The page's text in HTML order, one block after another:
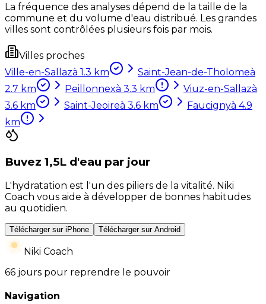
La fréquence des analyses dépend de la taille de la
commune et du volume d'eau distribué. Les grandes
villes sont contrôlées plusieurs fois par mois.
Villes proches
Ville-en-Sallazà 1.3 km Saint-Jean-de-Tholomeà
2.7 km Peillonnexà 3.3 km Viuz-en-Sallazà
3.6 km Saint-Jeoireà 3.6 km Faucignyà 4.9
km
Buvez 1,5L d'eau par jour
L'hydratation est l'un des piliers de la vitalité. Niki
Coach vous aide à développer de bonnes habitudes
au quotidien.
Télécharger sur iPhone Télécharger sur Android
Niki Coach
66 jours pour reprendre le pouvoir
Navigation